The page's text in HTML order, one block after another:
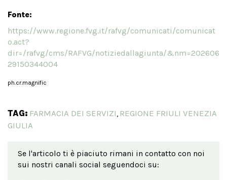
Fonte:
https://www.regione.fvg.it/rafvg/comunicati/comunicat
o.act?
dir=/rafvg/cms/RAFVG/notiziedallagiunta/&nm=202606
29150344004
ph.cr.magnific
TAG: FARMACIA DEI SERVIZI, REGIONE FRIULI VENEZIA
GIULIA
Se l'articolo ti è piaciuto rimani in contatto con noi
sui nostri canali social seguendoci su: